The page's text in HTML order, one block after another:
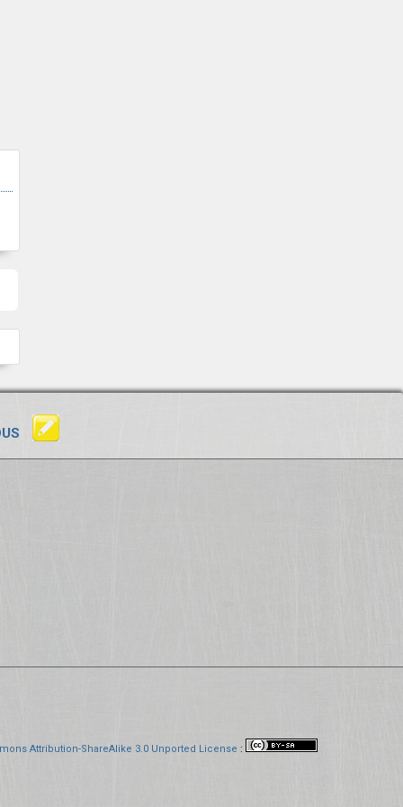
Attribution-ShareAlike 3.0 Unported License :